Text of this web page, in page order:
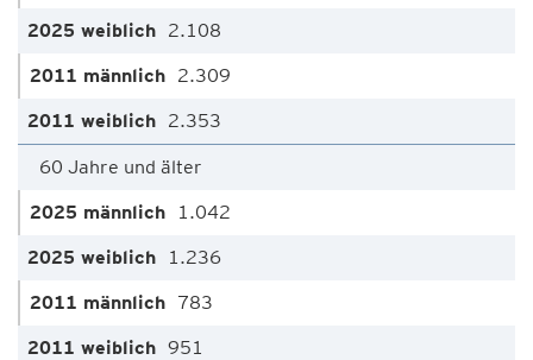
2.108
2.309
2.353
60 Jahre und älter
1.042
1.236
783
951